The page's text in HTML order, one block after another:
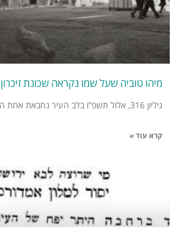
מיהו טוביה שעל שמו נקראה שכונת
גיליון 316, אלול תשפ”ו בלב העיר נחבאת אחת השכונות המרכיבות
קרא עוד »